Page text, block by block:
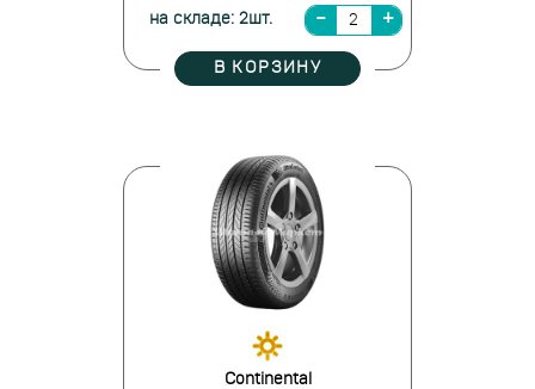
на складе: 2шт.
В КОРЗИНУ
Continental